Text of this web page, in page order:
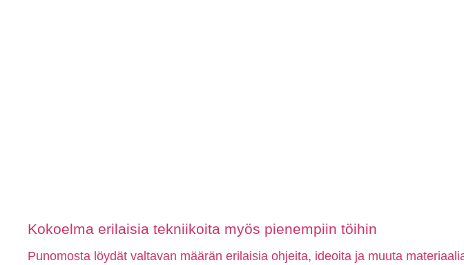
Kokoelma erilaisia tekniikoita myös pienempiin töihin
Punomosta löydät valtavan määrän erilaisia ohjeita, ideoita ja muuta